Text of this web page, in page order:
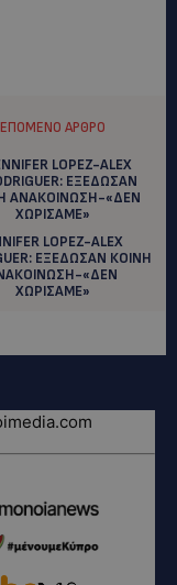
ΕΠΌΜΕΝΟ ΆΡΘΡΟ
LOPEZ-ALEX
ΕΞΕΔΩΣΑΝ ΚΟΙΝΗ
«ΔΕΝ
ΧΩΡΙΣΑΜΕ»